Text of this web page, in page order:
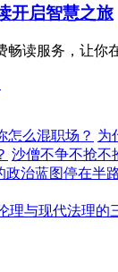
开启智慧之旅
畅读服务，让你
怎么混职场？ 为
沙僧不争不抢不
政治蓝图停在半
理与现代法理的